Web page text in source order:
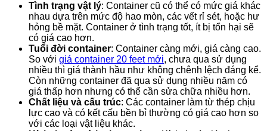
Tình trạng vật lý: Container cũ có thể có mức giá khác
nhau dựa trên mức độ hao mòn, các vết rỉ sét, hoặc hư
hỏng bề mặt. Container ở tình trạng tốt, ít bị tổn hại sẽ
có giá cao hơn.
Tuổi đời container: Container càng mới, giá càng cao.
So với giá container 20 feet mới, chưa qua sử dụng
nhiều thì giá thành hầu như không chênh lệch đáng kể.
Còn những container đã qua sử dụng nhiều năm có
giá thấp hơn nhưng có thể cần sửa chữa nhiều hơn.
Chất liệu và cấu trúc: Các container làm từ thép chịu
lực cao và có kết cấu bền bỉ thường có giá cao hơn so
với các loại vật liệu khác.